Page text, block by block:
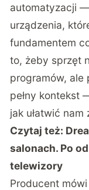
automatyzacji
urządzenia,
fundamentem
to, żeby sprzęt
programów, ale
pełny kontekst
jak ułatwić nam
Czytaj też:
salonach. Po
telewizory
Producent